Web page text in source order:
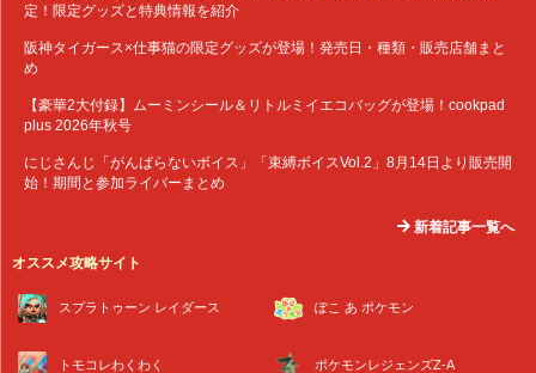
定！限定グッズと特典情報を紹介
阪神タイガース×仕事猫の限定グッズが登場！発売日・種類・販売店舗まと
め
【豪華2大付録】ムーミンシール＆リトルミイエコバッグが登場！cookpad
plus 2026年秋号
にじさんじ「がんばらないボイス」「束縛ボイスVol.2」8月14日より販売開
始！期間と参加ライバーまとめ
新着記事一覧へ
オススメ攻略サイト
スプラトゥーン レイダース ぽこ あ ポケモン
トモコレわくわく ポケモンレジェンズZ-A